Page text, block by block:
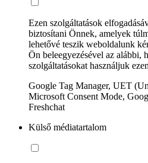
Ezen szolgáltatások
biztosítani Önnek, amelyek
lehetővé teszik weboldalunk
Ön beleegyezésével az alábbi,
szolgáltatásokat használjuk
Google Tag Manager, UET
Microsoft Consent Mode,
Freshchat
Külső médiatartalom